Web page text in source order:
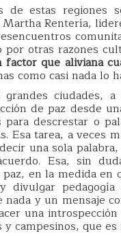
de estas regiones
Rentería,
por otras razones
factor que aliviana
como casi nada lo
ciudades,
de paz desde
descrestar o
Esa tarea, a veces
una sola
Esa, sin
en la medida
y un mensaje
una
campesinos, que es